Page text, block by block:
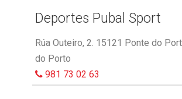
Deportes Pubal Sport
Rúa Outeiro, 2. 15121 Ponte do
do Porto
981 73 02 63